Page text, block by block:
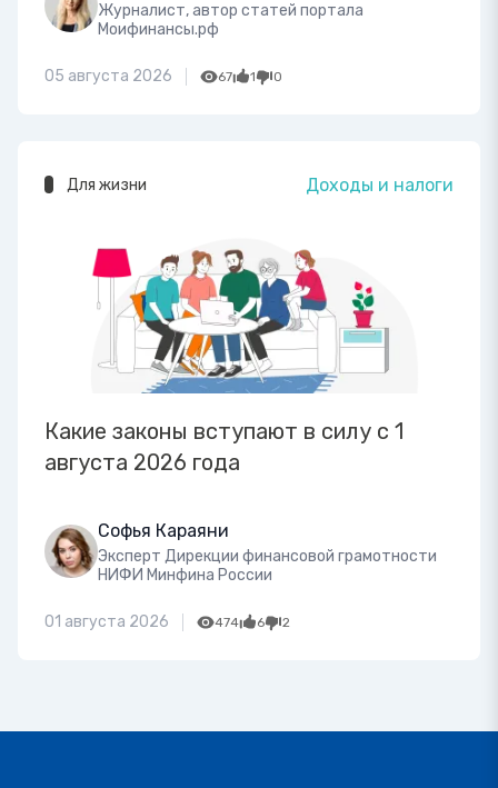
Журналист, автор статей портала
Моифинансы.рф
05 августа 2026 67 1 0
Для жизни Доходы и налоги
Какие законы вступают в силу с 1
августа 2026 года
Софья Караяни
Эксперт Дирекции финансовой грамотности
НИФИ Минфина России
01 августа 2026 474 6 2